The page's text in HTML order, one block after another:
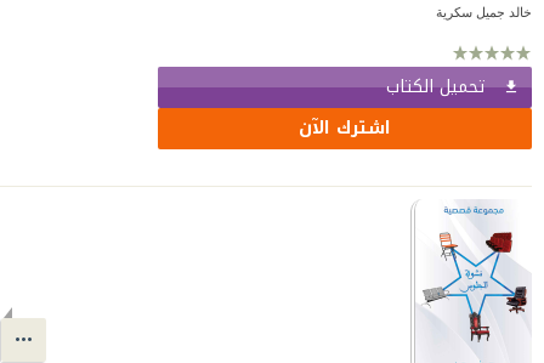
خالد جميل سكرية
تحميل الكتاب
اشترك الآن